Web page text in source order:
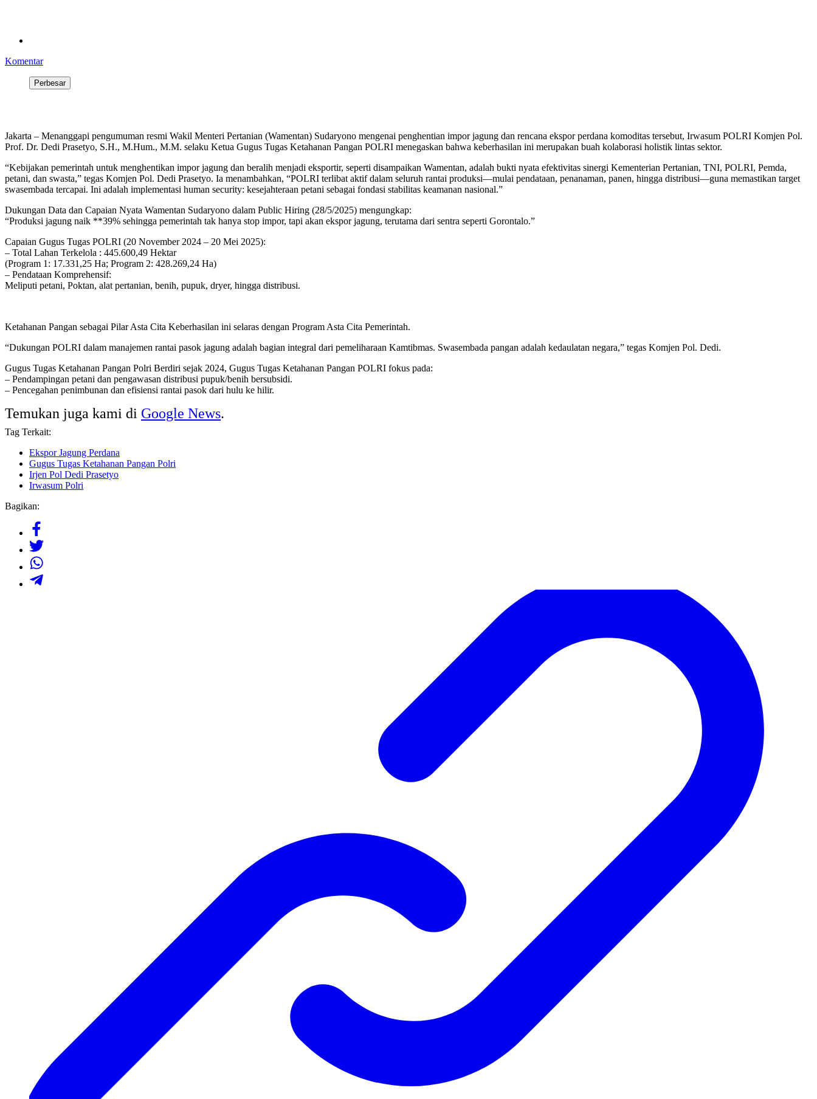
Komentar
Perbesar
Jakarta – Menanggapi pengumuman resmi Wakil Menteri Pertanian (Wamentan) Sudaryono mengenai penghentian impor jagung dan rencana ekspor perdana komoditas tersebut, Irwasum POLRI Komjen Pol.
Prof. Dr. Dedi Prasetyo, S.H., M.Hum., M.M. selaku Ketua Gugus Tugas Ketahanan Pangan POLRI menegaskan bahwa keberhasilan ini merupakan buah kolaborasi holistik lintas sektor.
“Kebijakan pemerintah untuk menghentikan impor jagung dan beralih menjadi eksportir, seperti disampaikan Wamentan, adalah bukti nyata efektivitas sinergi Kementerian Pertanian, TNI, POLRI, Pemda,
petani, dan swasta,” tegas Komjen Pol. Dedi Prasetyo. Ia menambahkan, “POLRI terlibat aktif dalam seluruh rantai produksi—mulai pendataan, penanaman, panen, hingga distribusi—guna memastikan target
swasembada tercapai. Ini adalah implementasi human security: kesejahteraan petani sebagai fondasi stabilitas keamanan nasional.”
Dukungan Data dan Capaian Nyata Wamentan Sudaryono dalam Public Hiring (28/5/2025) mengungkap:
“Produksi jagung naik **39% sehingga pemerintah tak hanya stop impor, tapi akan ekspor jagung, terutama dari sentra seperti Gorontalo.”
Capaian Gugus Tugas POLRI (20 November 2024 – 20 Mei 2025):
– Total Lahan Terkelola : 445.600,49 Hektar
(Program 1: 17.331,25 Ha; Program 2: 428.269,24 Ha)
– Pendataan Komprehensif:
Meliputi petani, Poktan, alat pertanian, benih, pupuk, dryer, hingga distribusi.
Ketahanan Pangan sebagai Pilar Asta Cita Keberhasilan ini selaras dengan Program Asta Cita Pemerintah.
“Dukungan POLRI dalam manajemen rantai pasok jagung adalah bagian integral dari pemeliharaan Kamtibmas. Swasembada pangan adalah kedaulatan negara,” tegas Komjen Pol. Dedi.
Gugus Tugas Ketahanan Pangan Polri Berdiri sejak 2024, Gugus Tugas Ketahanan Pangan POLRI fokus pada:
– Pendampingan petani dan pengawasan distribusi pupuk/benih bersubsidi.
– Pencegahan penimbunan dan efisiensi rantai pasok dari hulu ke hilir.
Temukan juga kami di Google News.
Tag Terkait:
Ekspor Jagung Perdana
Gugus Tugas Ketahanan Pangan Polri
Irjen Pol Dedi Prasetyo
Irwasum Polri
Bagikan: